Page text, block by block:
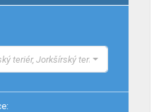
teriér, Jorkšírský teriér